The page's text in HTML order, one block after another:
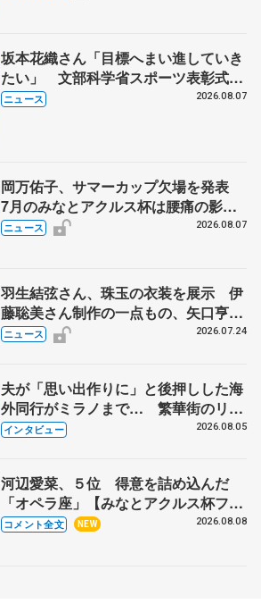
坂本花織さん「目標へまい進していき
たい」 文部科学省スポーツ表彰式で
代表謝辞
ニュース 2026.08.07
岡万佑子、サマーカップ欠場を発表
7月のみなとアクルス杯は腰痛の影響
で
ニュース 2026.08.07
羽生結弦さん、珠玉の衣装を展示 伊
藤聡美さん制作の一点もの、矢口亨さ
んが撮影
ニュース 2026.07.24
夫が「思い出作りに」と後押しした海
外同行がミラノまで… 繁華街のリン
クでは不良のお兄さんも味方に 小林
インタビュー 2026.08.05
河辺愛菜、５位 得意を詰め込んだ
「オペラ座」【みなとアクルス杯フリ
ー】
コメント全文 NEW 2026.08.08